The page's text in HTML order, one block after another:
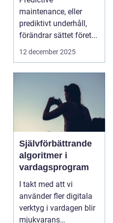
hjälp av sensorer
maintenance, eller
prediktivt underhåll,
förändrar sättet föret...
12 december 2025
Självförbättrande
algoritmer i
vardagsprogram
I takt med att vi
använder fler digitala
verktyg i vardagen blir
mjukvarans